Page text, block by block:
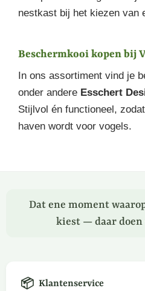
nestkast bij het kiezen van
Beschermkooi kopen bij
In ons assortiment vind je
onder andere Esschert
Stijlvol én functioneel,
haven wordt voor vogels.
Dat ene moment
kiest — daar doen
📦 Klantenservice